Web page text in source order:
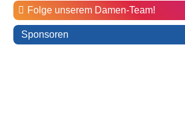
Folge unserem Damen-Team!
Sponsoren